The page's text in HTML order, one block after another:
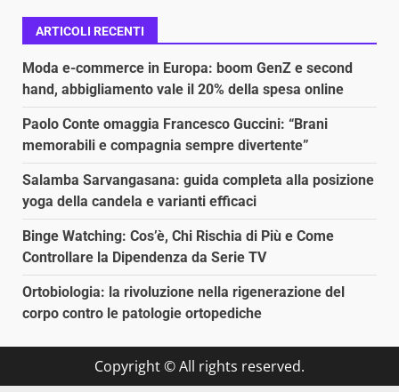
ARTICOLI RECENTI
Moda e-commerce in Europa: boom GenZ e second
hand, abbigliamento vale il 20% della spesa online
Paolo Conte omaggia Francesco Guccini: “Brani
memorabili e compagnia sempre divertente”
Salamba Sarvangasana: guida completa alla posizione
yoga della candela e varianti efficaci
Binge Watching: Cos’è, Chi Rischia di Più e Come
Controllare la Dipendenza da Serie TV
Ortobiologia: la rivoluzione nella rigenerazione del
corpo contro le patologie ortopediche
Copyright © All rights reserved.